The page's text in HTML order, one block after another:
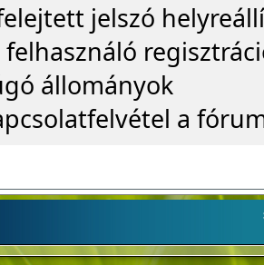
jelszó
felhasználó
állományok
a